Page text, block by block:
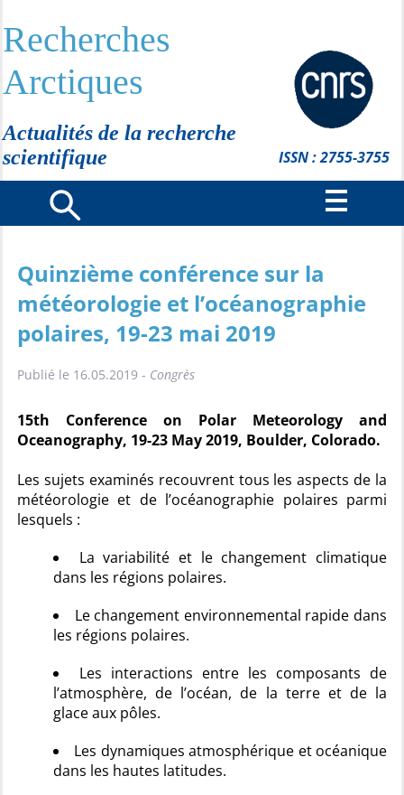
Recherches
Arctiques
Actualités de la recherche
scientifique
ISSN : 2755-3755
Quinzième conférence sur la
météorologie et l’océanographie
polaires, 19-23 mai 2019
Publié le 16.05.2019 - Congrès
15th Conference on Polar Meteorology and
Oceanography, 19-23 May 2019, Boulder, Colorado.
Les sujets examinés recouvrent tous les aspects de la
météorologie et de l’océanographie polaires parmi
lesquels :
La variabilité et le changement climatique
dans les régions polaires.
Le changement environnemental rapide dans
les régions polaires.
Les interactions entre les composants de
l’atmosphère, de l’océan, de la terre et de la
glace aux pôles.
Les dynamiques atmosphérique et océanique
dans les hautes latitudes.